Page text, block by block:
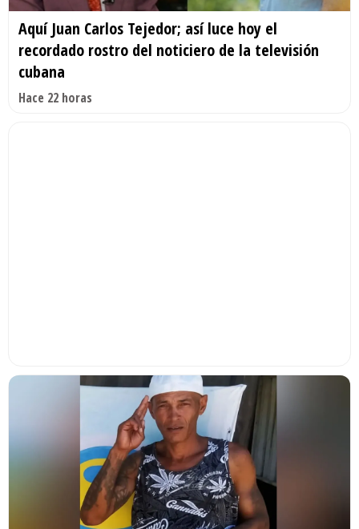
Aquí Juan Carlos Tejedor; así luce hoy el
recordado rostro del noticiero de la televisión
cubana
Hace 22 horas